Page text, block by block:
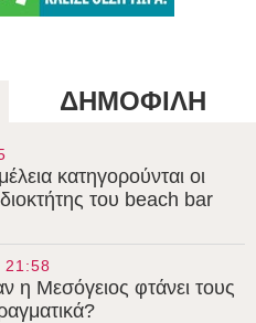
ΔΗΜΟΦΙΛΗ
κατηγορούνται οι
του beach bar
η Μεσόγειος φτάνει τους